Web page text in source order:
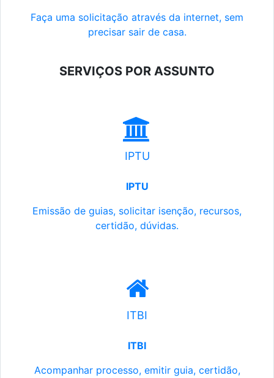
Faça uma solicitação através da internet, sem
precisar sair de casa.
SERVIÇOS POR ASSUNTO
IPTU
IPTU
Emissão de guias, solicitar isenção, recursos,
certidão, dúvidas.
ITBI
ITBI
Acompanhar processo, emitir guia, certidão,